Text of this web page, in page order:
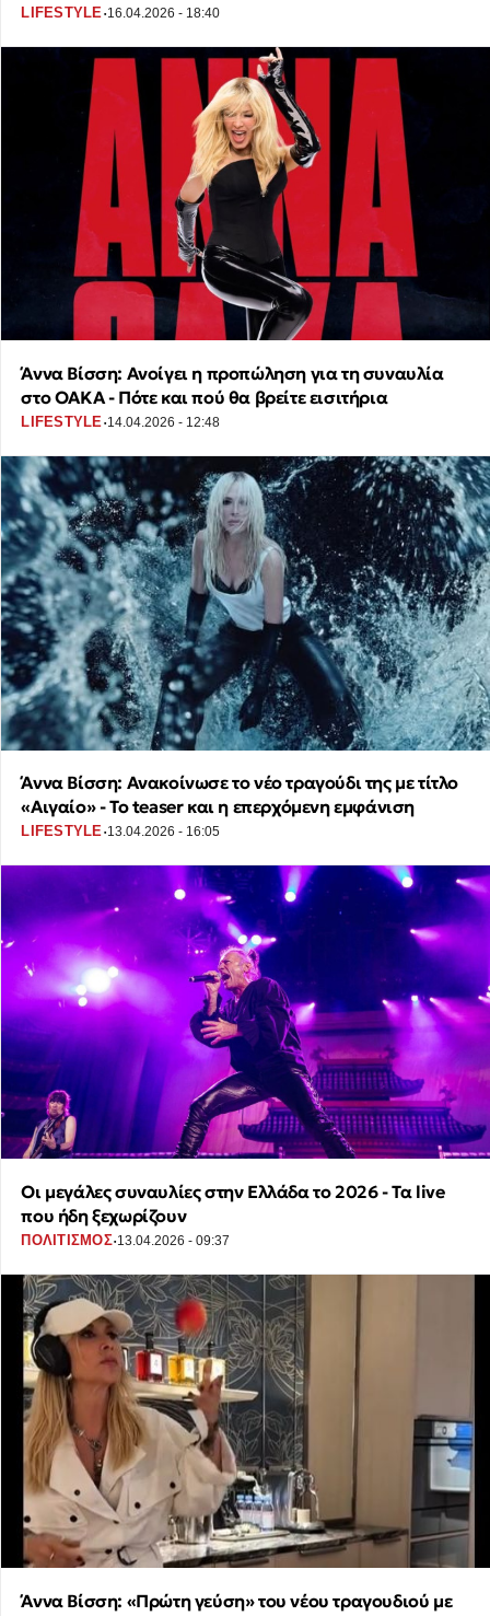
LIFESTYLE·16.04.2026 - 18:40
Άννα Βίσση: Ανοίγει η προπώληση για τη συναυλία
στο ΟΑΚΑ - Πότε και πού θα βρείτε εισιτήρια
LIFESTYLE·14.04.2026 - 12:48
Άννα Βίσση: Ανακοίνωσε το νέο τραγούδι της με τίτλο
«Αιγαίο» - Το teaser και η επερχόμενη εμφάνιση
LIFESTYLE·13.04.2026 - 16:05
Οι μεγάλες συναυλίες στην Ελλάδα το 2026 - Τα live
που ήδη ξεχωρίζουν
ΠΟΛΙΤΙΣΜΟΣ·13.04.2026 - 09:37
Άννα Βίσση: «Πρώτη γεύση» του νέου τραγουδιού με